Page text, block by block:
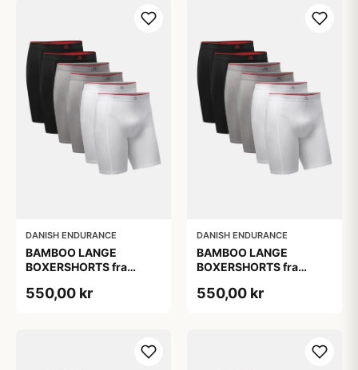
DANISH ENDURANCE
BAMBOO LANGE
BOXERSHORTS fra
Sort/Rød | Grå | Hvid 6-
550,00 kr
DANISH ENDURANCE
BAMBOO LANGE
BOXERSHORTS fra
Sort/Rød | Grå | Hvid 6-
550,00 kr